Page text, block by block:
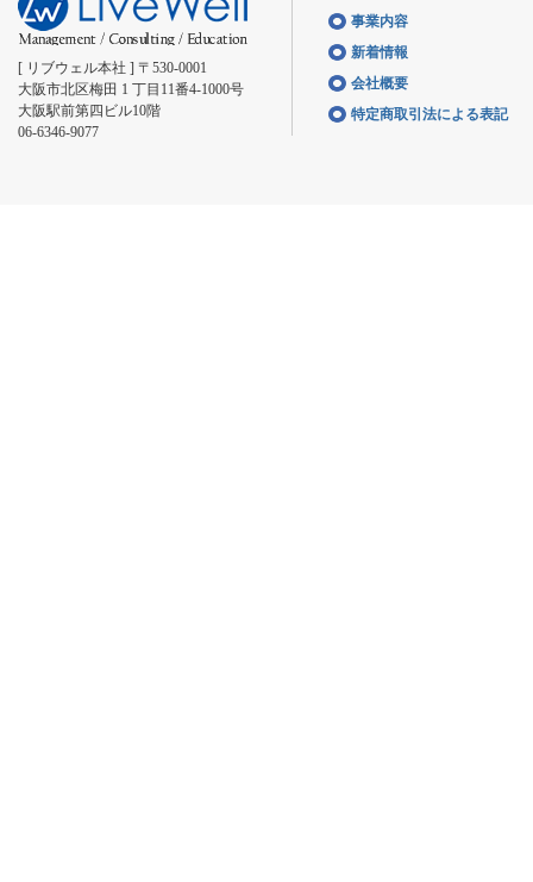
[ リブウェル本社 ] 〒530-0001
大阪市北区梅田 1 丁目11番4-1000号
大阪駅前第四ビル10階
06-6346-9077
事業内容
新着情報
会社概要
特定商取引法による表記